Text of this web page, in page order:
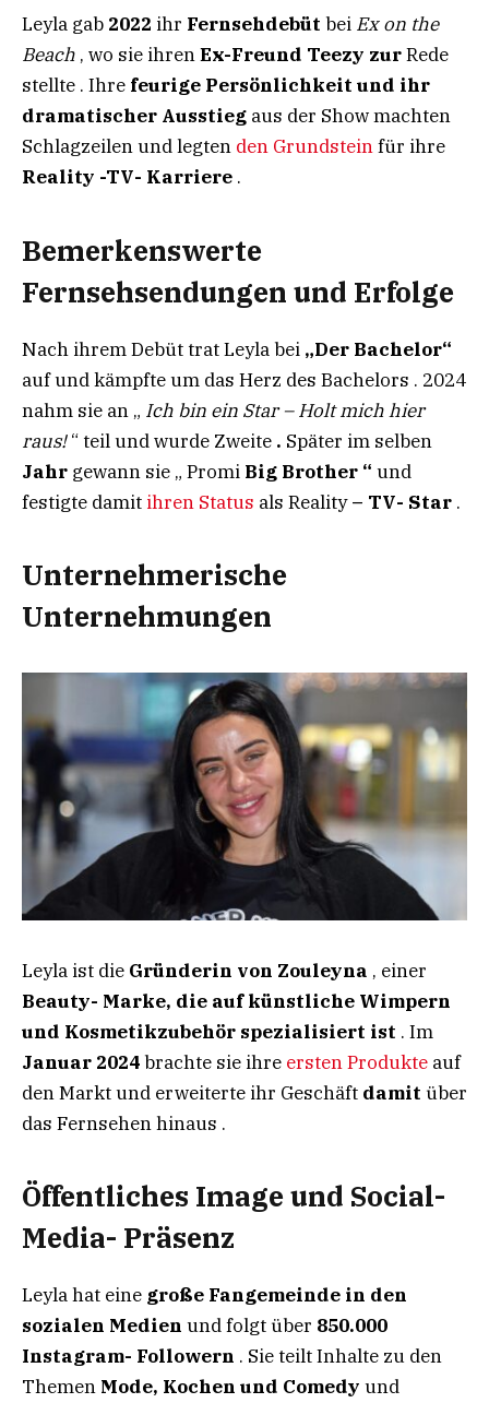
Leyla gab 2022 ihr Fernsehdebüt bei Ex on the
Beach , wo sie ihrenEx-Freund Teezy zurRede
stellte . Ihre feurige Persönlichkeit und ihr
dramatischer Ausstieg aus der Show machten
Schlagzeilen und legten den Grundsteinfür ihre
Reality -TV- Karriere .
Bemerkenswerte
Fernsehsendungen und Erfolge​
Nach ihrem Debüt trat Leyla bei „Der Bachelor“
auf und kämpfte um das Herz des Bachelors . 2024
nahm sie an „ Ich bin ein Star – Holt mich hier
raus!“ teil und wurde Zweite . Später im selben
Jahr gewann sie „ Promi Big Brother “ und
festigte damit ihren Status als Reality– TV- Star .
Unternehmerische
Unternehmungen
Leyla ist die Gründerin von Zouleyna , einer
Beauty- Marke, die auf künstliche Wimpern
und Kosmetikzubehör spezialisiert ist . Im
Januar 2024brachte sie ihre ersten Produkte auf
den Markt und erweiterte ihr Geschäft damit über
das Fernsehen hinaus .
Öffentliches Image und Social-
Media- Präsenz
Leyla hat eine große Fangemeinde in den
sozialen Medien und folgt über 850.000
Instagram- Followern . Sie teilt Inhalte zu den
Themen Mode, Kochen und Comedy und